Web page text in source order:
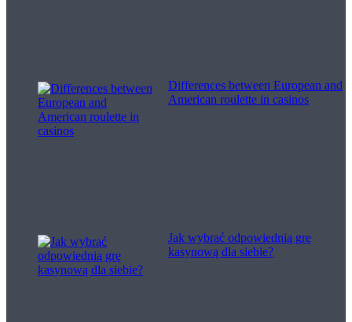
Differences between European and
American roulette in casinos
Jak wybrać odpowiednią grę
kasynową dla siebie?